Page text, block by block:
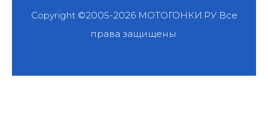
Copyright ©2005-2026 МОТОГОНКИ.РУВсе
права защищены.